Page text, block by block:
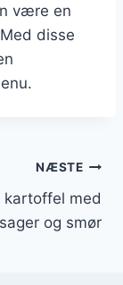
være en
disse
NÆSTE
kartoffel med
og smør